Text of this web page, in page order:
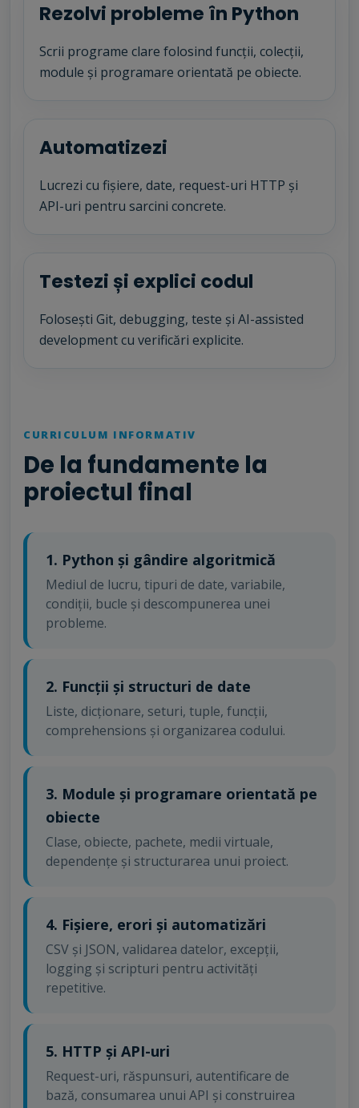
Rezolvi probleme în Python
Scrii programe clare folosind funcții, colecții,
module și programare orientată pe obiecte.
Automatizezi
Lucrezi cu fișiere, date, request-uri HTTP și
API-uri pentru sarcini concrete.
Testezi și explici codul
Folosești Git, debugging, teste și AI-assisted
development cu verificări explicite.
CURRICULUM INFORMATIV
De la fundamente la
proiectul final
1. Python și gândire algoritmică
Mediul de lucru, tipuri de date, variabile,
condiții, bucle și descompunerea unei
probleme.
2. Funcții și structuri de date
Liste, dicționare, seturi, tuple, funcții,
comprehensions și organizarea codului.
3. Module și programare orientată pe
obiecte
Clase, obiecte, pachete, medii virtuale,
dependențe și structurarea unui proiect.
4. Fișiere, erori și automatizări
CSV și JSON, validarea datelor, excepții,
logging și scripturi pentru activități
repetitive.
5. HTTP și API-uri
Request-uri, răspunsuri, autentificare de
bază, consumarea unui API și construirea